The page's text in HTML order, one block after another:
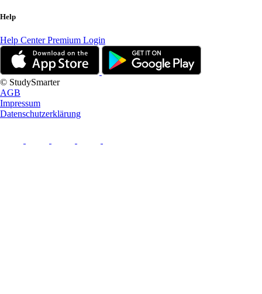
Help
Help CenterPremium Login
© StudySmarter
AGB
Impressum
Datenschutzerklärung